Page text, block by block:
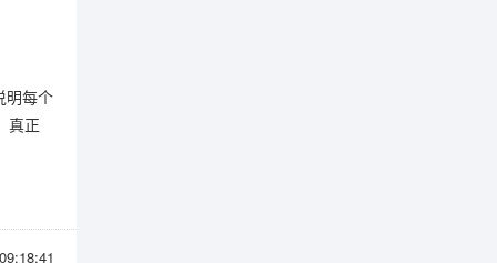
明每个
真正